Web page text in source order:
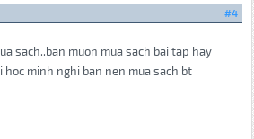
#4
sach..ban muon mua sach bai tap hay
hoc minh nghi ban nen mua sach bt